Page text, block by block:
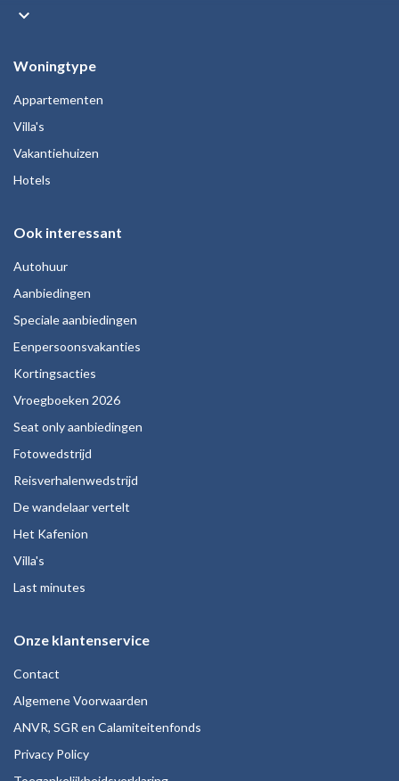
keyboard_arrow_down
Woningtype
Appartementen
Villa's
Vakantiehuizen
Hotels
Ook interessant
Autohuur
Aanbiedingen
Speciale aanbiedingen
Eenpersoonsvakanties
Kortingsacties
Vroegboeken 2026
Seat only aanbiedingen
Fotowedstrijd
Reisverhalenwedstrijd
De wandelaar vertelt
Het Kafenion
Villa's
Last minutes
Onze klantenservice
Contact
Algemene Voorwaarden
ANVR, SGR en Calamiteitenfonds
Privacy Policy